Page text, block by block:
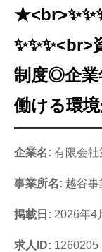
制度◎企業
働ける環
企業名: 有限会社
事業所名: 越谷事
掲載日: 2026年4
求人ID: 1260205